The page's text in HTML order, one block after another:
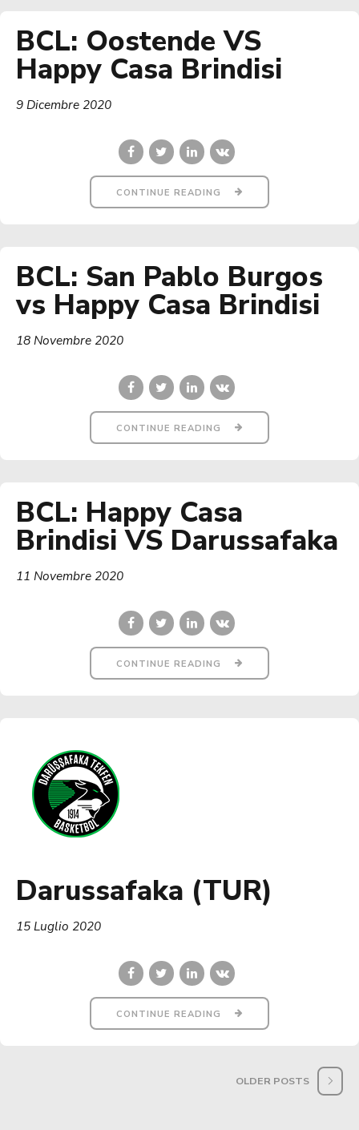
BCL: Oostende VS
Happy Casa Brindisi
9 Dicembre 2020
CONTINUE READING
BCL: San Pablo Burgos
vs Happy Casa Brindisi
18 Novembre 2020
CONTINUE READING
BCL: Happy Casa
Brindisi VS Darussafaka
11 Novembre 2020
CONTINUE READING
Darussafaka (TUR)
15 Luglio 2020
CONTINUE READING
OLDER POSTS